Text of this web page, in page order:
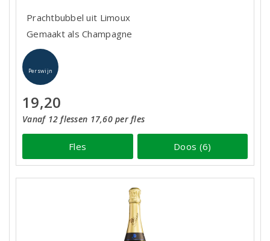
Prachtbubbel uit Limoux
Gemaakt als Champagne
Perswijn
19,20
Vanaf 12 flessen 17,60 per fles
Fles Doos (6)